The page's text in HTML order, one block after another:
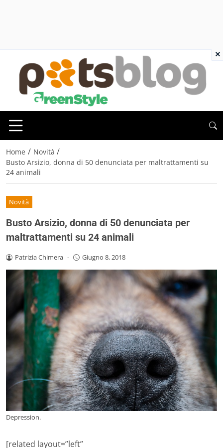
Home / Novità /
Busto Arsizio, donna di 50 denunciata per maltrattamenti su
24 animali
Novità
Busto Arsizio, donna di 50 denunciata per
maltrattamenti su 24 animali
Patrizia Chimera - Giugno 8, 2018
Depression.
[related layout=”left”
×